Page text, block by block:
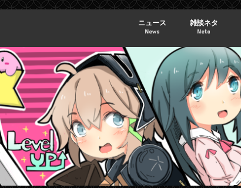
ニュース
News
雑談ネタ
Neta